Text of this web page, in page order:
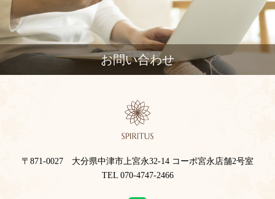
お問い合わせ
〒871-0027 大分県中津市上宮永32-14 コーポ宮永店舗2号室
TEL 070-4747-2466